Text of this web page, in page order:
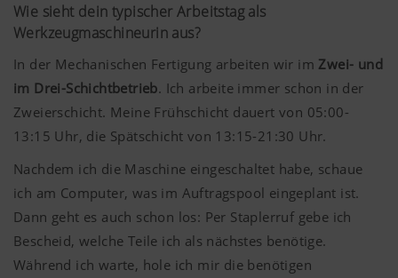
Wie sieht dein typischer Arbeitstag als
Werkzeugmaschineurin aus?
In der Mechanischen Fertigung arbeiten wir im Zwei- und
im Drei-Schichtbetrieb. Ich arbeite immer schon in der
Zweierschicht. Meine Frühschicht dauert von 05:00-
13:15 Uhr, die Spätschicht von 13:15-21:30 Uhr.
Nachdem ich die Maschine eingeschaltet habe, schaue
ich am Computer, was im Auftragspool eingeplant ist.
Dann geht es auch schon los: Per Staplerruf gebe ich
Bescheid, welche Teile ich als nächstes benötige.
Während ich warte, hole ich mir die benötigen